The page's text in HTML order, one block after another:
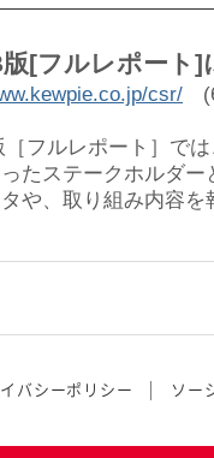
版[フルレポート
csr/
フルレポート］で
たステークホルダ
や、取り組み内容
バシーポリシー ソー